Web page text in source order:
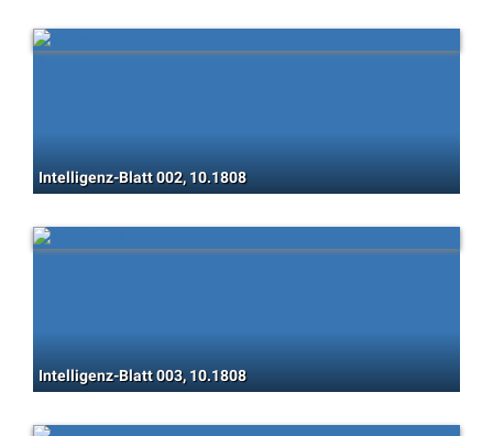
Intelligenz-Blatt 002, 10.1808
Intelligenz-Blatt 003, 10.1808